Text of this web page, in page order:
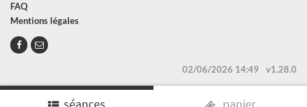
FAQ
Mentions légales
02/06/2026 14:49 v1.28.0